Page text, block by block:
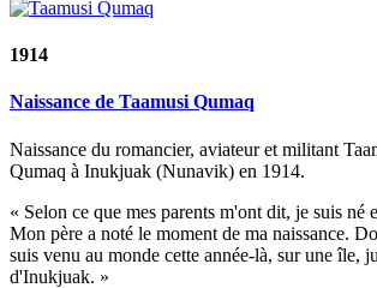
1914
Naissance de Taamusi Qumaq
Naissance du romancier, aviateur et militant
Qumaq à Inukjuak (Nunavik) en 1914.
« Selon ce que mes parents m'ont dit, je suis né
Mon père a noté le moment de ma naissance.
suis venu au monde cette année-là, sur une île,
d'Inukjuak. »